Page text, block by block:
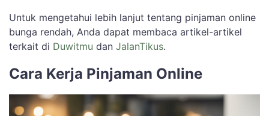
Untuk mengetahui lebih lanjut tentang pinjaman online
bunga rendah, Anda dapat membaca artikel-artikel
terkait di Duwitmu dan JalanTikus.
Cara Kerja Pinjaman Online